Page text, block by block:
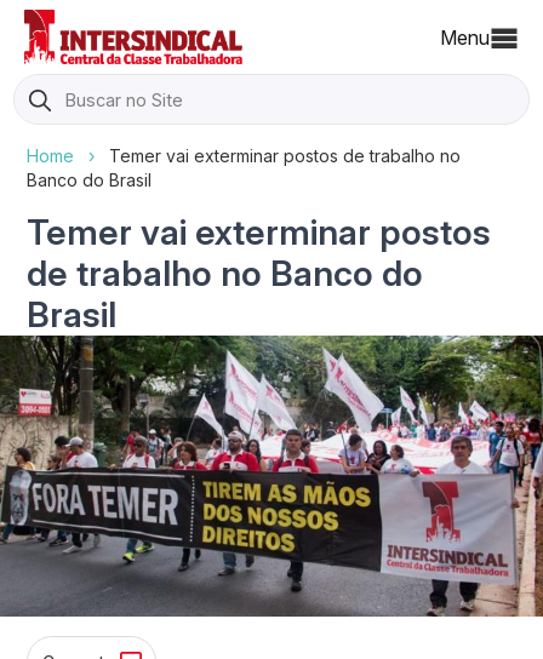
Menu
Search
for:
Home ›
Temer vai exterminar postos de trabalho no
Banco do Brasil
Temer vai exterminar postos
de trabalho no Banco do
Brasil